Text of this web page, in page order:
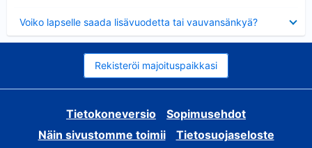
Voiko lapselle saada lisävuodetta tai vauvansänkyä?
Rekisteröi majoituspaikkasi
Tietokoneversio
Sopimusehdot
Näin sivustomme toimii
Tietosuojaseloste